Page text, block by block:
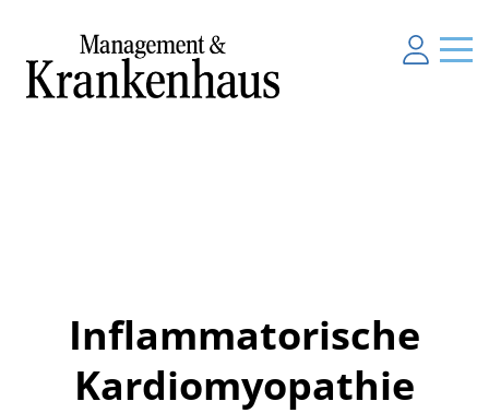
Inflammatorische
Kardiomyopathie